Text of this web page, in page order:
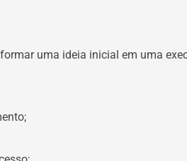
uma ideia inicial em uma